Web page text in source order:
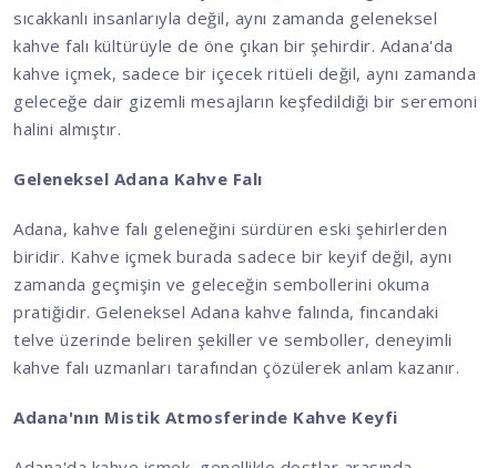
sıcakkanlı insanlarıyla değil, aynı zamanda geleneksel
kahve falı kültürüyle de öne çıkan bir şehirdir. Adana'da
kahve içmek, sadece bir içecek ritüeli değil, aynı zamanda
geleceğe dair gizemli mesajların keşfedildiği bir seremoni
halini almıştır.
Geleneksel Adana Kahve Falı
Adana, kahve falı geleneğini sürdüren eski şehirlerden
biridir. Kahve içmek burada sadece bir keyif değil, aynı
zamanda geçmişin ve geleceğin sembollerini okuma
pratiğidir. Geleneksel Adana kahve falında, fincandaki
telve üzerinde beliren şekiller ve semboller, deneyimli
kahve falı uzmanları tarafından çözülerek anlam kazanır.
Adana'nın Mistik Atmosferinde Kahve Keyfi